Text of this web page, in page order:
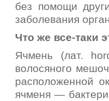
без помощи
заболевания
Что же все-таки
Ячмень (лат.
волосяного
расположенной
ячменя —